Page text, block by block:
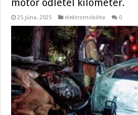
motor odletel kilometer.
25 júna, 2025 elektromobilita 0